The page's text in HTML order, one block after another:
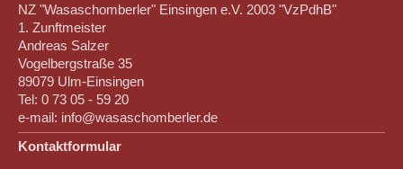
NZ "Wasaschomberler" Einsingen e.V. 2003 "VzPdhB"
1. Zunftmeister
Andreas Salzer
Vogelbergstraße 35
89079 Ulm-Einsingen
Tel: 0 73 05 - 59 20
e-mail: info@wasaschomberler.de
Kontaktformular